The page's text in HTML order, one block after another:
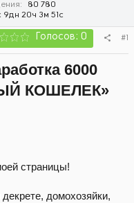
80 780
9дн 20ч 3м 51с
Голосов: 0 #1
6000
КОШЕЛЕК»
страницы!
домохозяйки,